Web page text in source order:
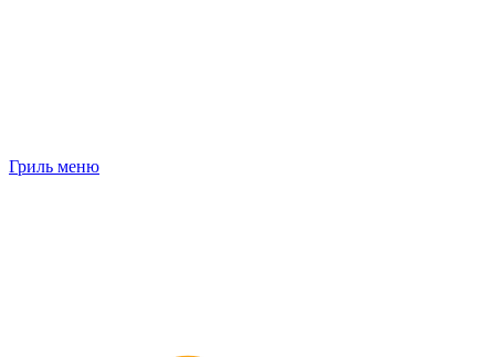
Гриль меню